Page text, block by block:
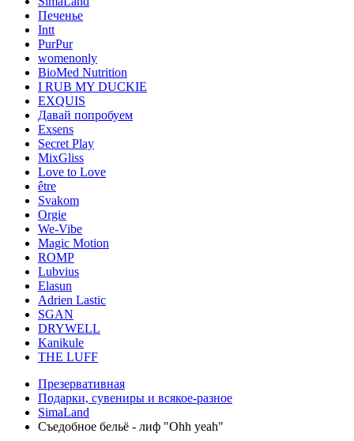
Печенье
Intt
PurPur
womenonly
BioMed Nutrition
I RUB MY DUCKIE
EXQUIS
Давай попробуем
Exsens
Secret Play
MixGliss
Love to Love
être
Svakom
Orgie
We-Vibe
Magic Motion
ROMP
Lubvius
Elasun
Adrien Lastic
SGAN
DRYWELL
Kanikule
THE LUFF
Презервативная
Подарки, сувениры и всякое-разное
SimaLand
Съедобное бельё - лиф "Ohh yeah"